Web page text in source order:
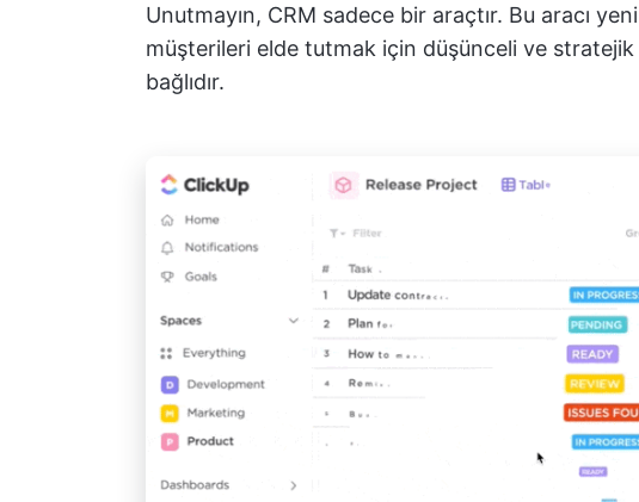
Unutmayın, CRM sadece bir araçtır. Bu aracı
müşterileri elde tutmak için düşünceli ve stratejik
bağlıdır.